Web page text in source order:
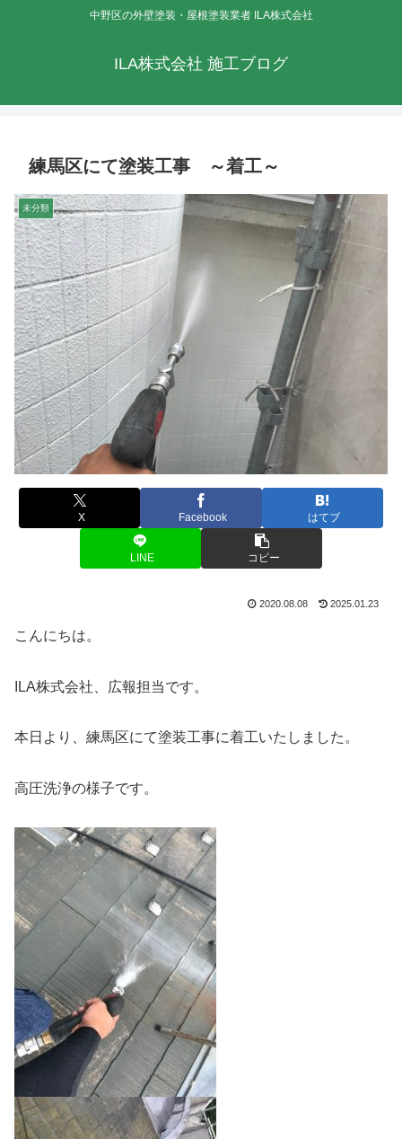
中野区の外壁塗装・屋根塗装業者 ILA株式会社
ILA株式会社 施工ブログ
練馬区にて塗装工事 ～着工～
未分類
X Facebook はてブ
LINE コピー
2020.08.08 2025.01.23
こんにちは。
ILA株式会社、広報担当です。
本日より、練馬区にて塗装工事に着工いたしました。
高圧洗浄の様子です。